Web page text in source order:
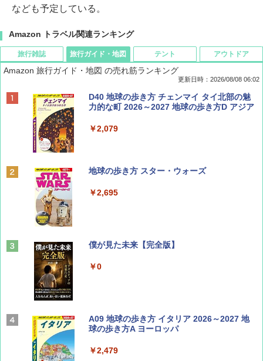
なども予定している。
Amazon トラベル関連ランキング
旅行雑誌
BE-PAL(ビ-パル) 2026年 9 月号【特別付録:
SOTO ミニマル"旅"財布 ランダム2種】
￥1,500
ディズニーファン ２０２６年 ９月号 [雑
山と溪谷 2026年8月号「南アルプス大全」
￥1,540
Coyote No.89 特集 星野道夫 夢見る旅
旅行ガイド・地図
Amazon 旅行ガイド・地図 の売れ筋ランキング
更新日時：2026/08/08 06:02
D40 地球の歩き方 チェンマイ タイ北部の魅
力的な町 2026～2027 地球の歩き方D アジア
￥2,079
地球の歩き方 スター・ウォーズ
￥2,695
僕が見た未来【完全版】
￥0
A09 地球の歩き方 イタリア 2026～2027 地
球の歩き方A ヨーロッパ
￥2,479
テント アウトドア